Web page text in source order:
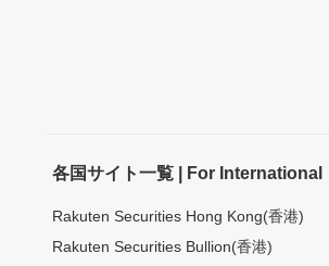
各国サイト一覧 | For International
Rakuten Securities Hong Kong(香港)
Rakuten Securities Bullion(香港)